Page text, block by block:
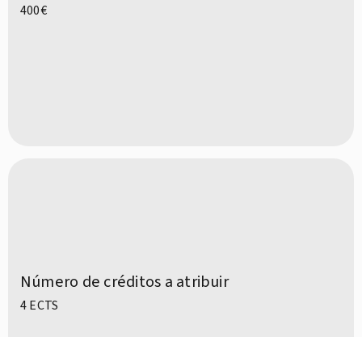
400€
Número de créditos a atribuir
4 ECTS